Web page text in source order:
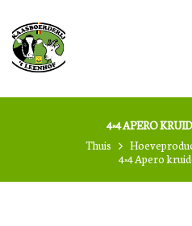
4×4 APERO
Thuis
4×4 Apero